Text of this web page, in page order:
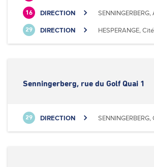
16 DIRECTION
29 DIRECTION HESPERANGE,
Senningerberg, rue du Golf Quai 1
29 DIRECTION